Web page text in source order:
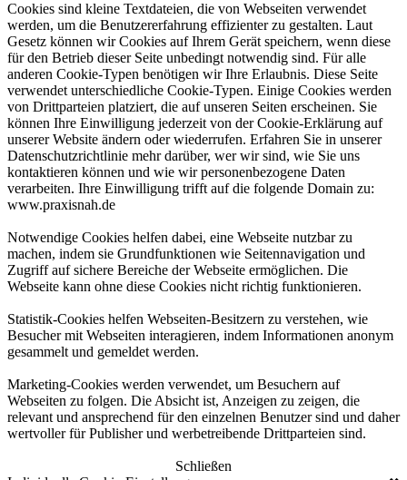
Cookies sind kleine Textdateien, die von Webseiten verwendet
werden, um die Benutzererfahrung effizienter zu gestalten. Laut
Gesetz können wir Cookies auf Ihrem Gerät speichern, wenn diese
für den Betrieb dieser Seite unbedingt notwendig sind. Für alle
anderen Cookie-Typen benötigen wir Ihre Erlaubnis. Diese Seite
verwendet unterschiedliche Cookie-Typen. Einige Cookies werden
von Drittparteien platziert, die auf unseren Seiten erscheinen. Sie
können Ihre Einwilligung jederzeit von der Cookie-Erklärung auf
unserer Website ändern oder wiederrufen. Erfahren Sie in unserer
Datenschutzrichtlinie mehr darüber, wer wir sind, wie Sie uns
kontaktieren können und wie wir personenbezogene Daten
verarbeiten. Ihre Einwilligung trifft auf die folgende Domain zu:
www.praxisnah.de
Notwendige Cookies helfen dabei, eine Webseite nutzbar zu
machen, indem sie Grundfunktionen wie Seitennavigation und
Zugriff auf sichere Bereiche der Webseite ermöglichen. Die
Webseite kann ohne diese Cookies nicht richtig funktionieren.
Statistik-Cookies helfen Webseiten-Besitzern zu verstehen, wie
Besucher mit Webseiten interagieren, indem Informationen anonym
gesammelt und gemeldet werden.
Marketing-Cookies werden verwendet, um Besuchern auf
Webseiten zu folgen. Die Absicht ist, Anzeigen zu zeigen, die
relevant und ansprechend für den einzelnen Benutzer sind und daher
wertvoller für Publisher und werbetreibende Drittparteien sind.
Schließen